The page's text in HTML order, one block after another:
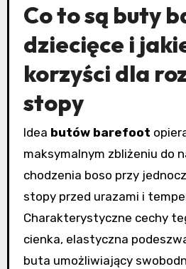
Co to są buty
dziecięce i
korzyści dla
stopy
Idea butów barefoot
maksymalnym zbliżeniu do
chodzenia boso przy
stopy przed urazami i
Charakterystyczne cechy
cienka, elastyczna
buta umożliwiający